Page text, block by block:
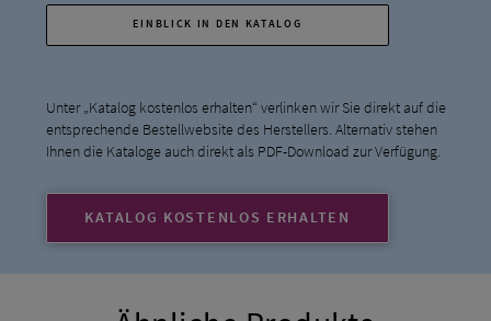
EINBLICK IN DEN KATALOG
Unter „Katalog kostenlos erhalten“ verlinken wir Sie direkt auf die
entsprechende Bestellwebsite des Herstellers. Alternativ stehen
Ihnen die Kataloge auch direkt als PDF-Download zur Verfügung.
KATALOG KOSTENLOS ERHALTEN